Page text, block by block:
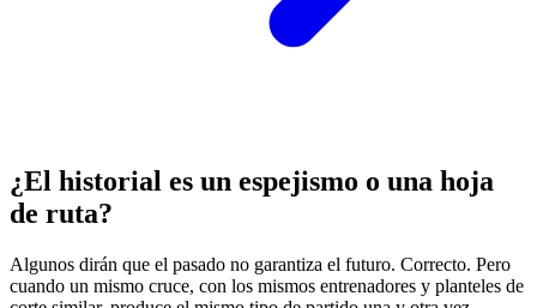
¿El historial es un espejismo o una hoja
de ruta?
Algunos dirán que el pasado no garantiza el futuro. Correcto. Pero
cuando un mismo cruce, con los mismos entrenadores y planteles de